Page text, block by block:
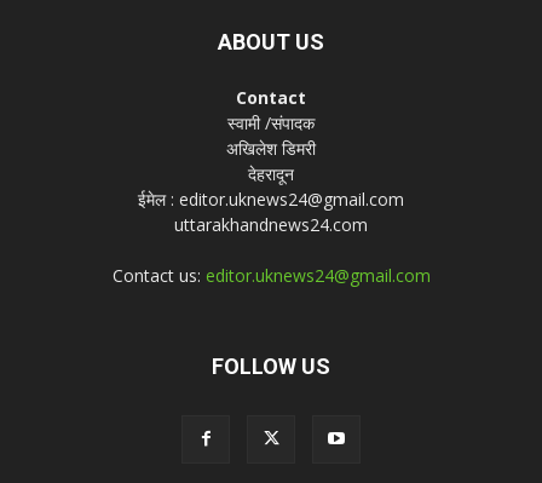
ABOUT US
Contact
स्वामी /संपादक
अखिलेश डिमरी
देहरादून
ईमेल : editor.uknews24@gmail.com
uttarakhandnews24.com
Contact us: editor.uknews24@gmail.com
FOLLOW US